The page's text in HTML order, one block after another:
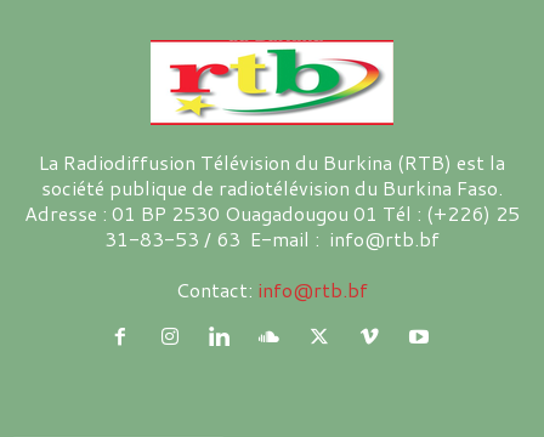
La Radiodiffusion Télévision du Burkina (RTB) est la
société publique de radiotélévision du Burkina Faso.
Adresse : 01 BP 2530 Ouagadougou 01 Tél : (+226) 25
31-83-53 / 63 E-mail : info@rtb.bf
Contact: info@rtb.bf